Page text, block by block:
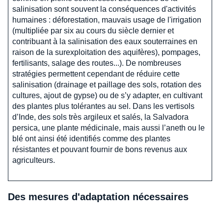
salinisation sont souvent la conséquences d'activités
humaines : déforestation, mauvais usage de l'irrigation
(multipliée par six au cours du siècle dernier et
contribuant à la salinisation des eaux souterraines en
raison de la surexploitation des aquifères), pompages,
fertilisants, salage des routes...). De nombreuses
stratégies permettent cependant de réduire cette
salinisation (drainage et paillage des sols, rotation des
cultures, ajout de gypse) ou de s’y adapter, en cultivant
des plantes plus tolérantes au sel. Dans les vertisols
d’Inde, des sols très argileux et salés, la Salvadora
persica, une plante médicinale, mais aussi l’aneth ou le
blé ont ainsi été identifiés comme des plantes
résistantes et pouvant fournir de bons revenus aux
agriculteurs.
Des mesures d'adaptation nécessaires